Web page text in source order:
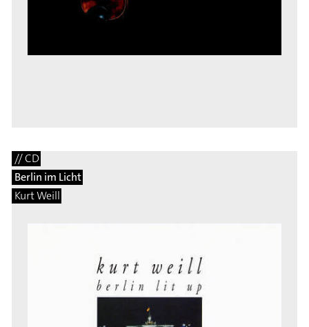
// CD
Berlin im Licht
Kurt Weill